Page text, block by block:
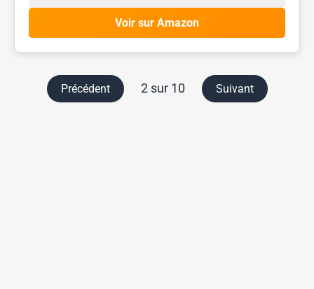
Voir sur Amazon
Précédent 2 sur 10 Suivant